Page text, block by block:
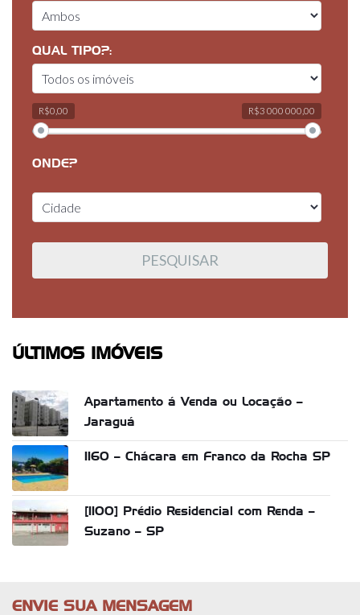
QUAL TIPO?:
R$0,00 R$3 000 000,00
ONDE?
ÚLTIMOS IMÓVEIS
Apartamento á Venda ou Locação –
Jaraguá
1160 – Chácara em Franco da Rocha SP
[1100] Prédio Residencial com Renda –
Suzano – SP
ENVIE SUA MENSAGEM